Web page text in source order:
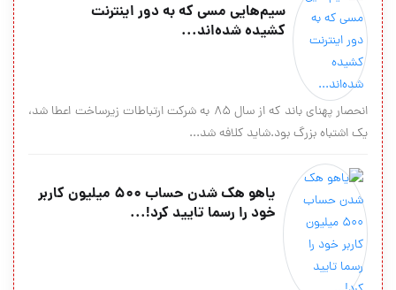
سیم‌هایی مسی که به دور اینترنت
کشیده شده‌اند...
انحصار پهنای باند که از سال 85 به شرکت ارتباطات زیرساخت اعطا شد،
یک اشتباه بزرگ بود.شاید کلافه شد...
یاهو هک شدن حساب ۵۰۰ میلیون کاربر
خود را رسما تایید کرد!...